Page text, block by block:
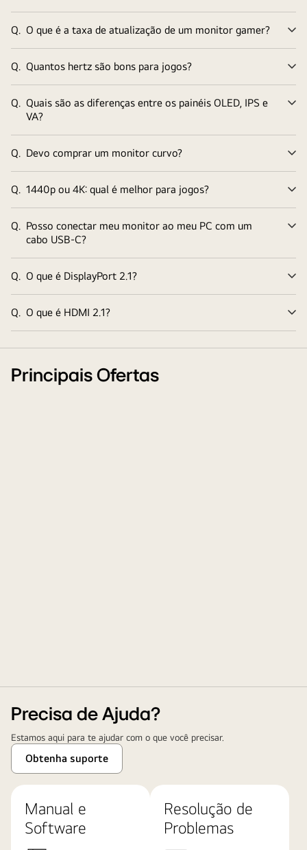
Q. O que é a taxa de atualização de um monitor gamer?
Q. Quantos hertz são bons para jogos?
Q. Quais são as diferenças entre os painéis OLED, IPS e
VA?
Q. Devo comprar um monitor curvo?
Q. 1440p ou 4K: qual é melhor para jogos?
Q. Posso conectar meu monitor ao meu PC com um
cabo USB-C?
Q. O que é DisplayPort 2.1?
Q. O que é HDMI 2.1?
Principais Ofertas
Precisa de Ajuda?
Estamos aqui para te ajudar com o que você precisar.
Obtenha suporte
Manual e
Software
Resolução de
Problemas